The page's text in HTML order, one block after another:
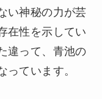
い神秘の力が芸
在性を示してい
違って、青池の
っています。